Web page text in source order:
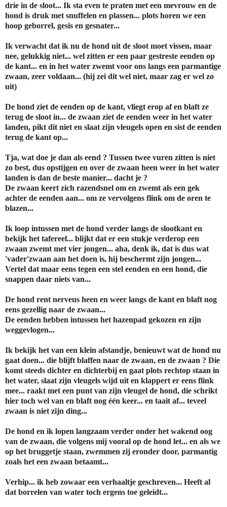
drie in de sloot... Ik sta even te praten met een mevrouw en de
hond is druk met snuffelen en plassen... plots horen we een
hoop geborrel, gesis en gesnater...
Ik verwacht dat ik nu de hond uit de sloot moet vissen, maar
nee, gelukkig niet... wel zitten er een paar gestreste eenden op
de kant... en in het water zwemt voor ons langs een parmantige
zwaan, zeer voldaan... (hij zei dit wel niet, maar zag er wel zo
uit)
De hond ziet de eenden op de kant, vliegt erop af en blaft ze
terug de sloot in... de zwaan ziet de eenden weer in het water
landen, pikt dit niet en slaat zijn vleugels open en sist de eenden
terug de kant op...
Tja, wat doe je dan als eend ? Tussen twee vuren zitten is niet
zo best, dus opstijgen en over de zwaan heen weer in het water
landen is dan de beste manier... dacht je ?
De zwaan keert zich razendsnel om en zwemt als een gek
achter de eenden aan... om ze vervolgens flink om de oren te
blazen...
Ik loop intussen met de hond verder langs de slootkant en
bekijk het tafereel... blijkt dat er een stukje verderop een
zwaan zwemt met vier jongen... aha, denk ik, dat is dus wat
'vader'zwaan aan het doen is, hij beschermt zijn jongen...
Vertel dat maar eens tegen een stel eenden en een hond, die
snappen daar niets van...
De hond rent nerveus heen en weer langs de kant en blaft nog
eens gezellig naar de zwaan...
De eenden hebben intussen het hazenpad gekozen en zijn
weggevlogen...
Ik bekijk het van een klein afstandje, benieuwt wat de hond nu
gaat doen... die blijft blaffen naar de zwaan, en de zwaan ? Die
komt steeds dichter en dichterbij en gaat plots rechtop staan in
het water, slaat zijn vleugels wijd uit en klappert er eens flink
mee... raakt met een punt van zijn vleugel de hond, die schrikt
hier toch wel van en blaft nog één keer... en taait af... teveel
zwaan is niet zijn ding...
De hond en ik lopen langzaam verder onder het wakend oog
van de zwaan, die volgens mij vooral op de hond let... en als we
op het bruggetje staan, zwemmen zij eronder door, parmantig
zoals het een zwaan betaamt...
Verhip... ik heb zowaar een verhaaltje geschreven... Heeft al
dat borrelen van water toch ergens toe geleidt...